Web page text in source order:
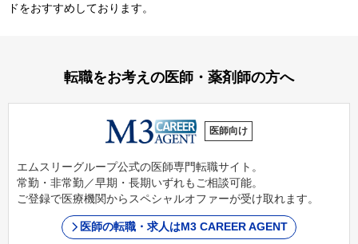
ドをおすすめしております。
転職をお考えの医師・薬剤師の方へ
医師向け
エムスリーグループ公式の医師専門転職サイト。
常勤・非常勤／早期・長期いずれもご相談可能。
ご登録で医療機関からスペシャルオファーが受け取れます。
医師の転職・求人はM3 CAREER AGENT